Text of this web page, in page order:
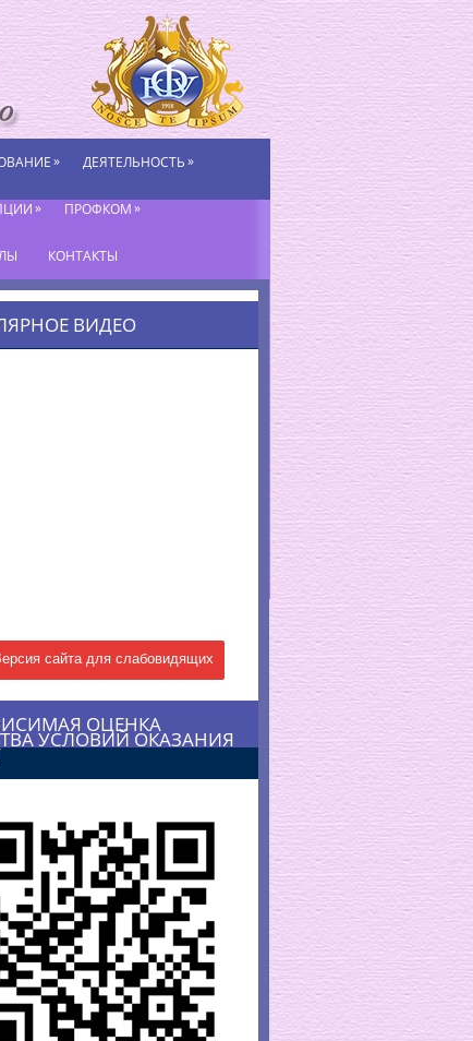
» ДЕЯТЕЛЬНОСТЬ»
» ПРОФКОМ»
КОНТАКТЫ
ВИДЕО
сайта для слабовидящих
ОЦЕНКА
УСЛОВИЙ ОКАЗАНИЯ